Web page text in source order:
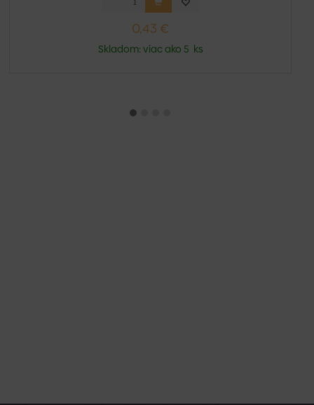
0,43 €
Skladom: viac ako 5 ks